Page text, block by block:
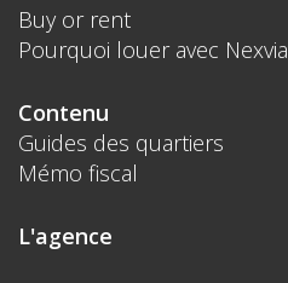
Buy or rent
Pourquoi louer avec Nexvia
Contenu
Guides des quartiers
Mémo fiscal
L'agence